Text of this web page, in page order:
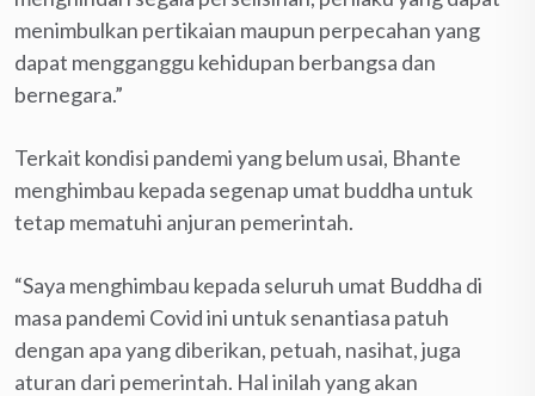
menimbulkan pertikaian maupun perpecahan yang
dapat mengganggu kehidupan berbangsa dan
bernegara.”
Terkait kondisi pandemi yang belum usai, Bhante
menghimbau kepada segenap umat buddha untuk
tetap mematuhi anjuran pemerintah.
“Saya menghimbau kepada seluruh umat Buddha di
masa pandemi Covid ini untuk senantiasa patuh
dengan apa yang diberikan, petuah, nasihat, juga
aturan dari pemerintah. Hal inilah yang akan